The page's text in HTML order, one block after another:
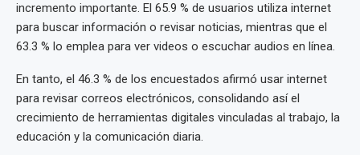
incremento importante. El 65.9 % de usuarios utiliza internet
para buscar información o revisar noticias, mientras que el
63.3 % lo emplea para ver videos o escuchar audios en línea.
En tanto, el 46.3 % de los encuestados afirmó usar internet
para revisar correos electrónicos, consolidando así el
crecimiento de herramientas digitales vinculadas al trabajo, la
educación y la comunicación diaria.